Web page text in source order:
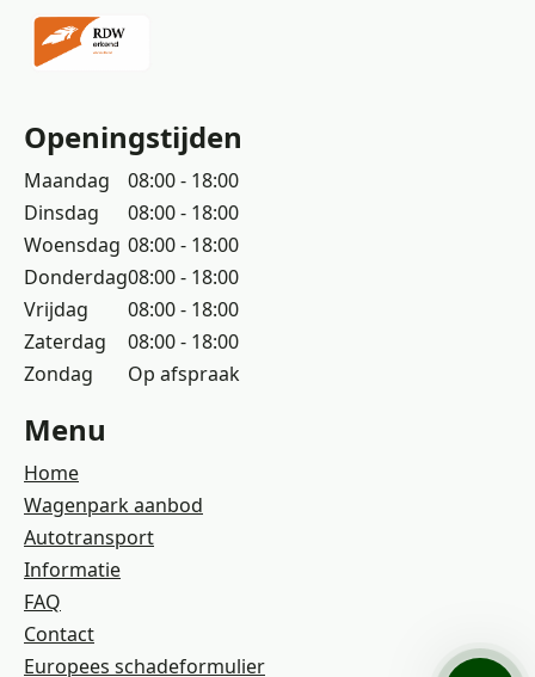
Openingstijden
Maandag
Dinsdag
Woensdag
Donderdag
Vrijdag
Zaterdag
Zondag
08:00 - 18:00
08:00 - 18:00
08:00 - 18:00
08:00 - 18:00
08:00 - 18:00
08:00 - 18:00
Op afspraak
Menu
Home
Wagenpark aanbod
Autotransport
Informatie
FAQ
Contact
Europees schadeformulier